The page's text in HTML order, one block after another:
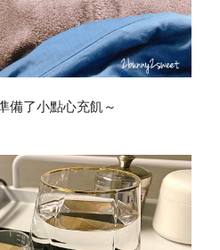
備了小點心充飢～